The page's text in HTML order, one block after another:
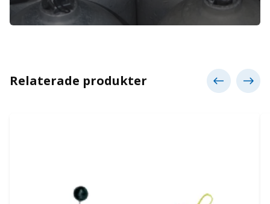
Företag
Relaterade produkter